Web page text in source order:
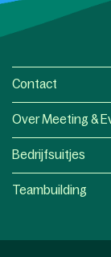
Contact
Over Meeting &
Bedrijfsuitjes
Teambuilding